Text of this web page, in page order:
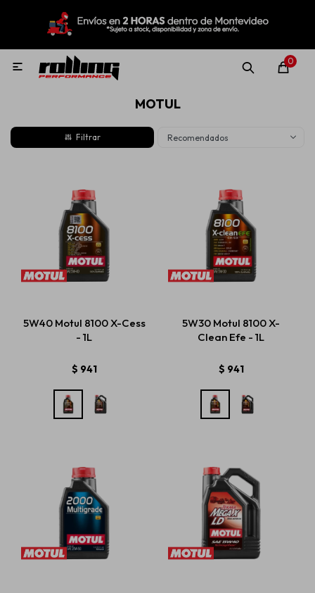
0

MOTUL
Recomendados
5W40 Motul 8100 X-Cess
- 1L
$ 941
5W30 Motul 8100 X-
Clean Efe - 1L
$ 941
MI CUENTA
Nuevo! Rolling Repuestos
Lubricantes
Aditivos
Estética automotriz
Accesorios
Repuestos
Servicios